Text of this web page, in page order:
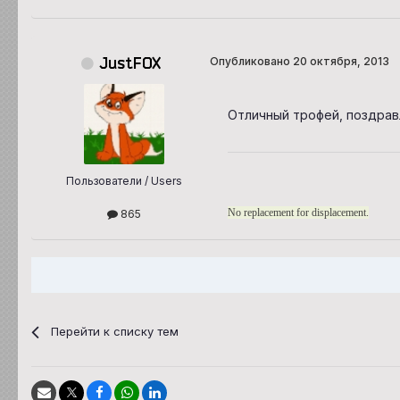
JustFOX
Пользователи / Users
865
Опубликовано 20 октября, 2013
Отличный трофей,
No replacement for displacement.
Перейти к списку тем